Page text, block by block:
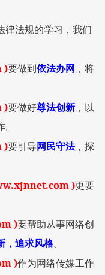
律法规的学习，我们
)要做到 依法办网 ，将
)要做好尊法创新 ，以
)要引导 网民守法，探
)更要
)要帮助从事网络创
，追求风格。
)作为网络传媒工作